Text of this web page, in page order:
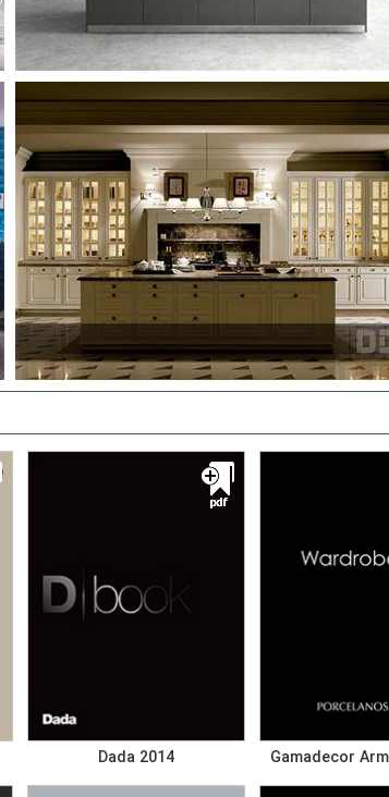
مشــــــاهده
آشپزخانه محصول اسپانیا
مجموعه ای از گروه کارخانجات پرسلانوسا
است که در سال 1987 با هدف تولید آشپزخانه و کابینت
کیفیت و با تکنولوژی روز بر اساس طراحی
به فرد شروع به کار کرده است.مح...
مشــــــاهده
Gamadecor
Dada 2014